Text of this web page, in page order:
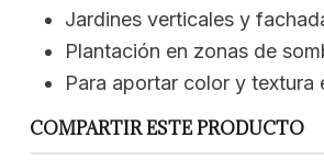
Jardines verticales y
Plantación en zonas de
Para aportar color y textura
COMPARTIR ESTE PRODUCTO